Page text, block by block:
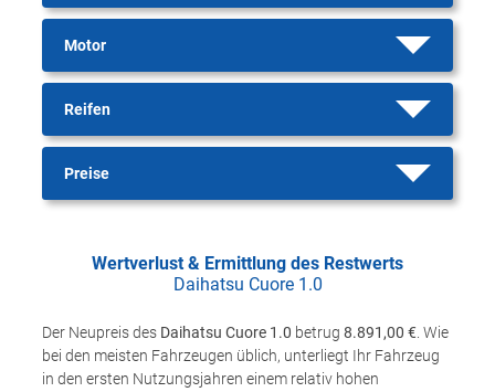
Motor
Reifen
Preise
Wertverlust & Ermittlung des Restwerts
Daihatsu Cuore 1.0
Der Neupreis des Daihatsu Cuore 1.0 betrug 8.891,00 € . Wie
bei den meisten Fahrzeugen üblich, unterliegt Ihr Fahrzeug
in den ersten Nutzungsjahren einem relativ hohen